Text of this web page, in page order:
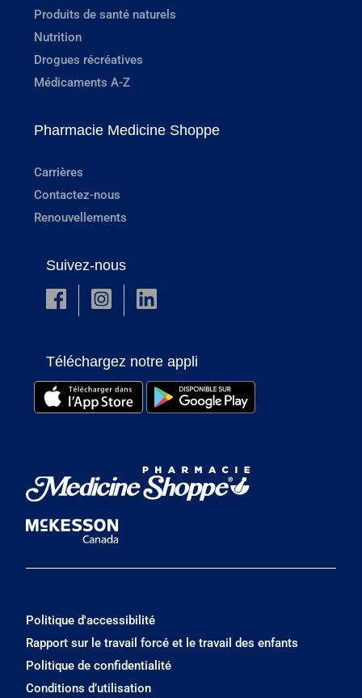
Produits de santé naturels
Nutrition
Drogues récréatives
Médicaments A-Z
Pharmacie Medicine Shoppe
Carrières
Contactez-nous
Renouvellements
Suivez-nous
Téléchargez notre appli
Politique d'accessibilité
Rapport sur le travail forcé et le travail des enfants
Politique de confidentialité
Conditions d’utilisation